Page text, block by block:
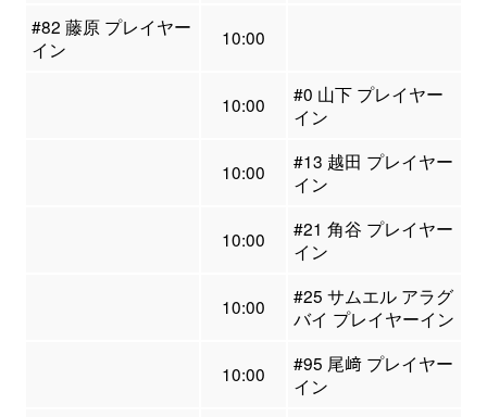
#82 藤原 プレイヤー
イン
10:00
10:00
#0 山下 プレイヤー
イン
10:00
#13 越田 プレイヤー
イン
10:00
#21 角谷 プレイヤー
イン
10:00
#25 サムエル アラグ
バイ プレイヤーイン
10:00
#95 尾﨑 プレイヤー
イン